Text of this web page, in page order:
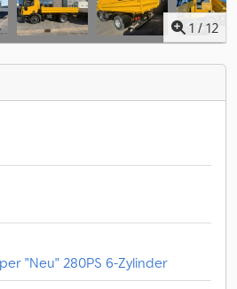
1 / 12
"Neu" 280PS 6-Zylinder